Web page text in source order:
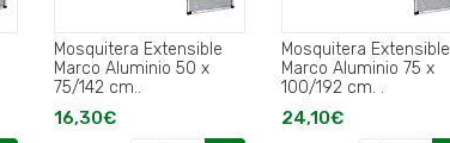
Mosquitera Extensible
Marco Aluminio 50 x
75/142 cm..
16,30€
Mosquitera Extensible
Marco Aluminio 75 x
100/192 cm. .
24,10€